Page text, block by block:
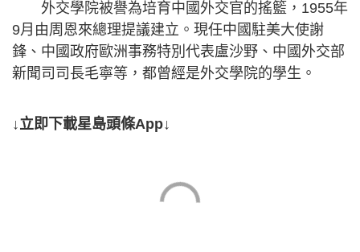
外交學院被譽為培育中國外交官的搖籃，1955年
9月由周恩來總理提議建立。現任中國駐美大使謝
鋒、中國政府歐洲事務特別代表盧沙野、中國外交部
新聞司司長毛寧等，都曾經是外交學院的學生。
↓立即下載星島頭條App↓